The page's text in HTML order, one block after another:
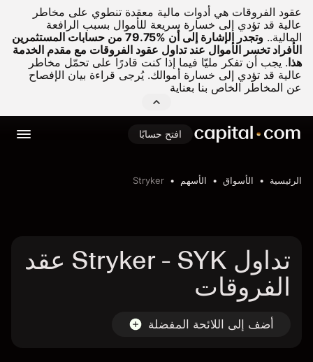
عقود الفروقات هي أدوات مالية معقدة تنطوي على مخاطر
عالية قد تؤدي إلى خسارة سريعة للأموال بسبب الرافعة
المالية..
وتجدر الإشارة إلى أن %79.75 من حسابات المستثمرين
الأفراد تخسر الأموال عند تداول عقود الفروقات مع مقدم الخدمة
هذا. يجب أن تفكر مليّا فيما إذا كنت قادرًا على تحمّل مخاطر
عالية قد تؤدي إلى خسارة أموالك. يُرجى قراءة بيان الإفصاح
عن المخاطر الخاص بنا بعناية
افتح حسابًا
الرئيسية الأسواق الأسهم Stryker
تداول Stryker - SYK عقد
الفروقات
أضف إلى اللائحة المفضلة